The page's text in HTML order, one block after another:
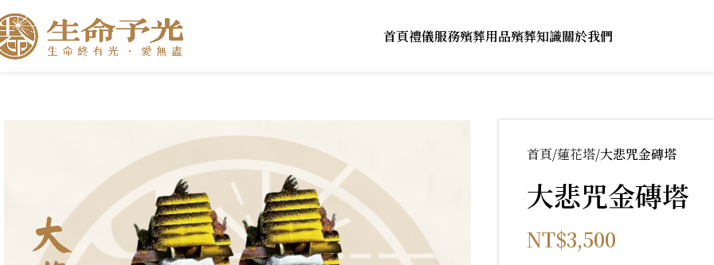
首頁禮儀服務殯葬用品殯葬知識關於我們
首頁 蓮花塔 大悲咒金磚塔
大悲咒金磚塔
NT$3,500